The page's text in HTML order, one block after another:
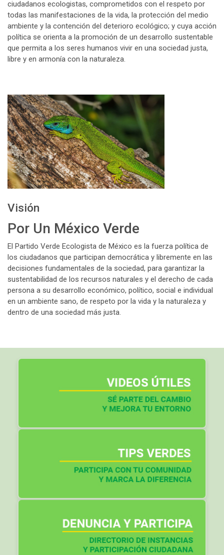
ciudadanos ecologistas, comprometidos con el respeto por
todas las manifestaciones de la vida, la protección del medio
ambiente y la contención del deterioro ecológico; y cuya acción
política se orienta a la promoción de un desarrollo sustentable
que permita a los seres humanos vivir en una sociedad justa,
libre y en armonía con la naturaleza.
Visión
Por Un México Verde
El Partido Verde Ecologista de México es la fuerza política de
los ciudadanos que participan democrática y libremente en las
decisiones fundamentales de la sociedad, para garantizar la
sustentabilidad de los recursos naturales y el derecho de cada
persona a su desarrollo económico, político, social e individual
en un ambiente sano, de respeto por la vida y la naturaleza y
dentro de una sociedad más justa.